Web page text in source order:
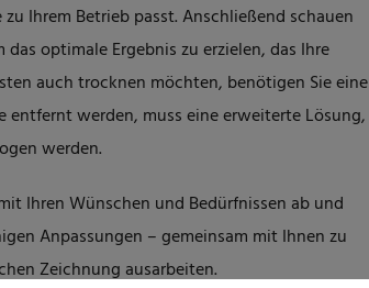
zu Ihrem Betrieb passt. Anschließend schauen
optimale Ergebnis zu erzielen, das Ihre
auch trocknen möchten, benötigen Sie eine
entfernt werden, muss eine erweiterte Lösung,
werden.
Ihren Wünschen und Bedürfnissen ab und
Anpassungen – gemeinsam mit Ihnen zu
Zeichnung ausarbeiten.